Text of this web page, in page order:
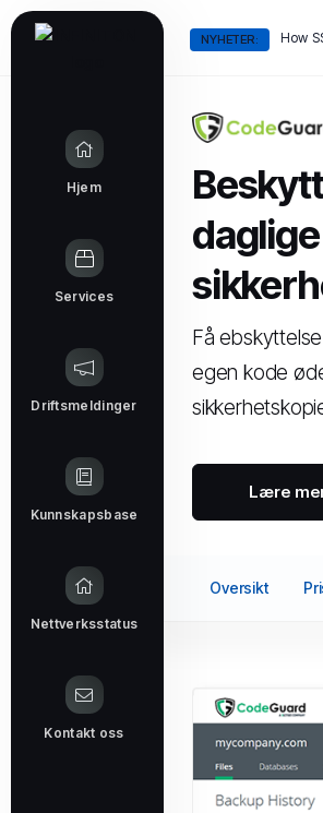
NYHETER:
Hjem
Services
Driftsmeldinger
Kunnskapsbase
Nettverksstatus
Kontakt oss
Beskytt
Få
egen kode
Lære
Oversikt